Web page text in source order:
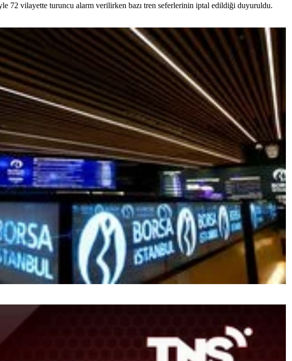
72 vilayette turuncu alarm verilirken bazı tren seferlerinin iptal edildiği duyuruldu.